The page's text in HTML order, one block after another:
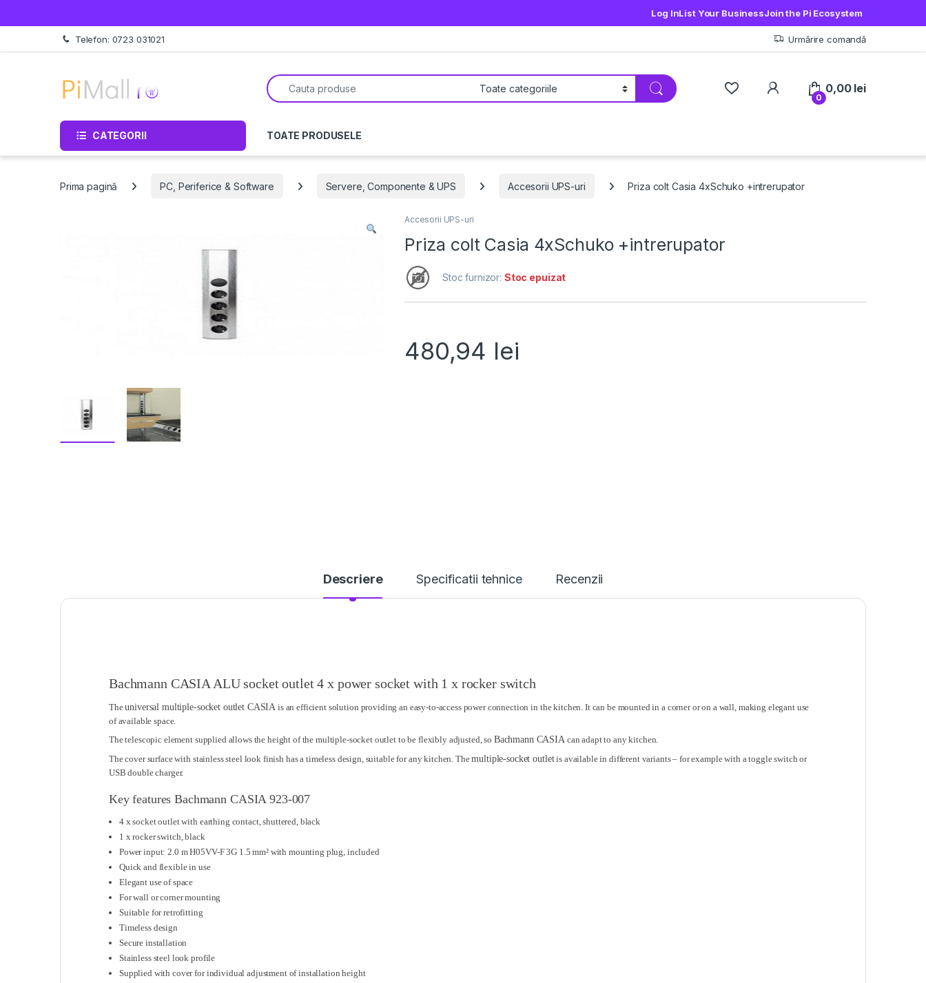
Log InList Your BusinessJoin the Pi Ecosystem
Treci la navigare
Sări la conținut Telefon: 0723 031021 Urmărire comandă
Căutare pentru:
My Account
0
0,00 lei
CATEGORII TOATE PRODUSELE
Prima pagină PC, Periferice & Software Servere, Componente & UPS Accesorii UPS-uri Priza colt Casia 4xSchuko +intrerupator
Accesorii UPS-uri
Priza colt Casia 4xSchuko +intrerupator
Stoc furnizor: Stoc epuizat
480,94 lei
Descriere Specificatii tehnice Recenzii
Bachmann CASIA ALU socket outlet 4 x power socket with 1 x rocker switch
Theuniversal multiple-socket outlet CASIA is an efficient solution providing an easy-to-access power connection in the kitchen. It can be mounted in a corner or on a wall, making elegant use
of available space.
The telescopic element supplied allows the height of the multiple-socket outlet to be flexibly adjusted, so Bachmann CASIAcan adapt to any kitchen.
The cover surface with stainless steel look finish has a timeless design, suitable for any kitchen. Themultiple-socket outletis available in different variants – for example with a toggle switch or
USB double charger.
Key features Bachmann CASIA 923-007
4 x socket outlet with earthing contact, shuttered, black
1 x rocker switch, black
Power input: 2.0 m H05VV-F 3G 1.5 mm² with mounting plug, included
Quick and flexible in use
Elegant use of space
For wall or corner mounting
Suitable for retrofitting
Timeless design
Secure installation
Stainless steel look profile
Supplied with cover for individual adjustment of installation height